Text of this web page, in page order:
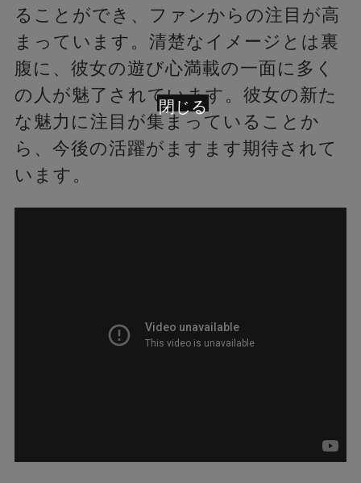
ることができ、ファンからの注目が高
まっています。清楚なイメージとは裏
腹に、彼女の遊び心満載の一面に多く
の人が魅了されています。彼女の新た
な魅力に注目が集まっていることか
ら、今後の活躍がますます期待されて
います。
閉じる